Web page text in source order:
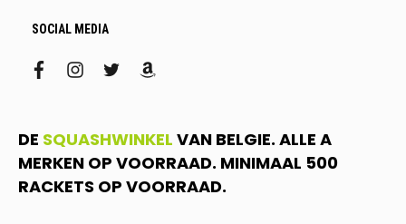
SOCIAL MEDIA
facebookinstagram
twitteramazon
DE SQUASHWINKEL VAN BELGIE. ALLE A
MERKEN OP VOORRAAD. MINIMAAL 500
RACKETS OP VOORRAAD.